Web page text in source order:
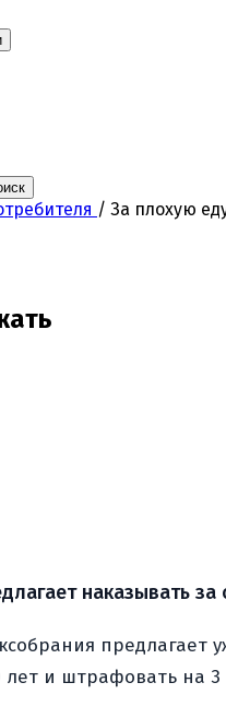
/ За плохую
наказывать
лет и штрафовать на